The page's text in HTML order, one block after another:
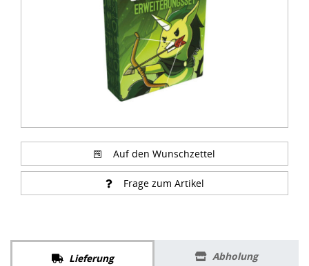
Auf den Wunschzettel
Frage zum Artikel
Lieferung Abholung